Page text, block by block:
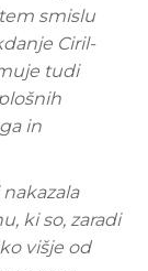
smislu
Ciril-
tudi
in
ki so, zaradi
višje od